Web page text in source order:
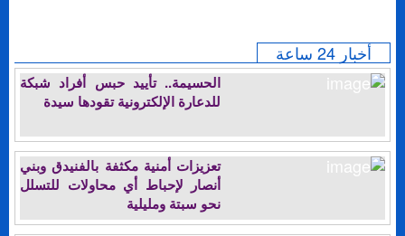
أخبار 24 ساعة
الحسيمة.. تأييد حبس أفراد شبكة
للدعارة الإلكترونية تقودها سيدة
تعزيزات أمنية مكثفة بالفنيدق وبني
أنصار لإحباط أي محاولات للتسلل
نحو سبتة ومليلية